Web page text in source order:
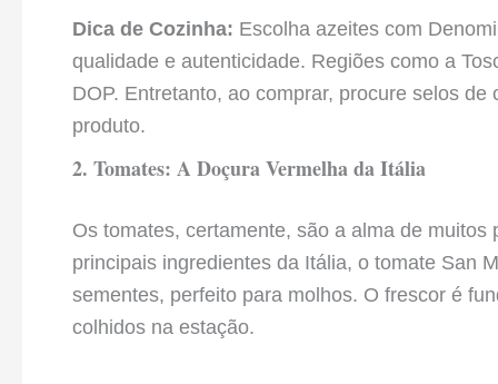
Dica de Cozinha: Escolha azeites com
qualidade e autenticidade. Regiões como a
DOP. Entretanto, ao comprar, procure selos
produto.
2. Tomates: A Doçura Vermelha da Itália
Os tomates, certamente, são a alma de
principais ingredientes da Itália, o tomate San
sementes, perfeito para molhos. O frescor é
colhidos na estação.